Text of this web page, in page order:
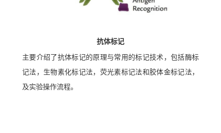
抗体标记
主要介绍了抗体标记的原理与常用的标记技术，包括酶标
记法，生物素化标记法，荧光素标记法和胶体金标记法，
及实验操作流程。